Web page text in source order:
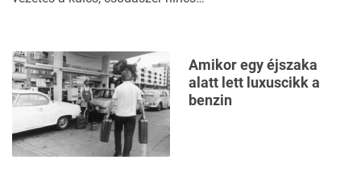
Amikor egy éjszaka
alatt lett luxuscikk a
benzin